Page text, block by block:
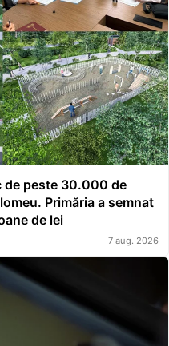
de peste 30.000 de
Primăria a semnat
de lei
7 aug. 2026